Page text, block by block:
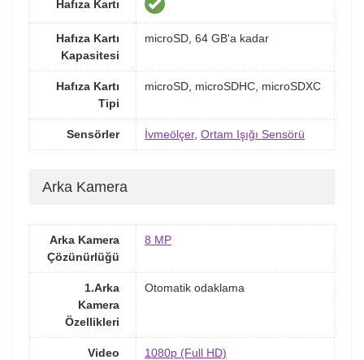
Hafıza Kartı
Hafıza Kartı
Kapasitesi
microSD, 64 GB'a kadar
Hafıza Kartı
Tipi
microSD, microSDHC, microSDXC
Sensörler İvmeölçer, Ortam Işığı Sensörü
Arka Kamera
Arka Kamera
Çözünürlüğü
8 MP
1.Arka
Kamera
Özellikleri
Otomatik odaklama
Video
1080p (Full HD)